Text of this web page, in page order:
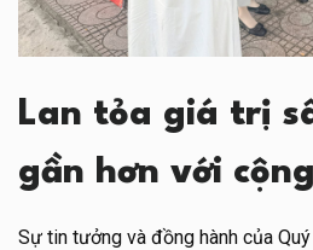
Lan tỏa giá trị
gần hơn với
Sự tin tưởng và đồng hành của